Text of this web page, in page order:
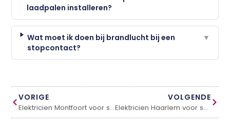
laadpalen installeren?
Wat moet ik doen bij brandlucht bij een
stopcontact?
▼
VORIGE
Elektricien Montfoort voor snelle en betrouwbare hulp
VOLGENDE
Elektricien Haarlem voor snelle en betrouwbare hulp